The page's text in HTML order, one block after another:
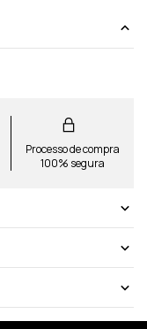
Processo de compra
100% segura